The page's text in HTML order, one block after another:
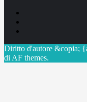
Diritto d'autore &copia;
di AF themes.